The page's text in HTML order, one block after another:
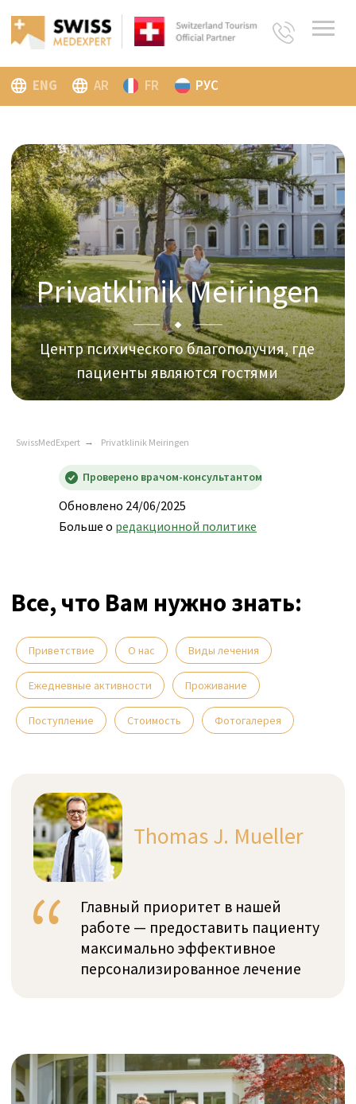
Privatklinik Meiringen
Центр психического благополучия, где
пациенты являются гостями
SwissMedExpert → Privatklinik Meiringen
Проверено врачом-консультантом
Обновлено 24/06/2025
Больше о редакционной политике
Приветствие О нас Виды лечения
Ежедневные активности Проживание
Поступление Стоимость Фотогалерея
Thomas J. Mueller
Главный приоритет в нашей
работе — предоставить пациенту
максимально эффективное
персонализированное лечение
О Privatklinik Meiringen
Частная клиника Meiringen расположена в
сердце Швейцарии – в долине Хасли в
Бернском Оберланде. Клиника оказывает
квалифицированную помощь людям старше
традиционного швейцарского
гостеприимства и современных принципов
лечения.